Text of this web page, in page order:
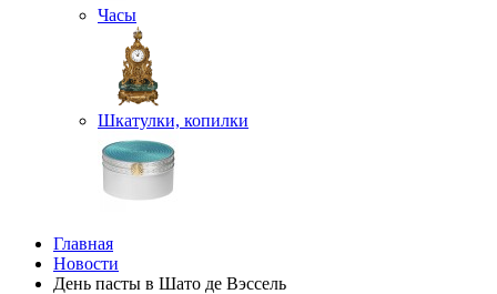
Часы
Шкатулки, копилки
Главная
Новости
День пасты в Шато де Вэссель